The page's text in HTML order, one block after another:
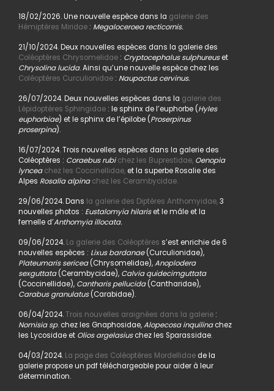
18/02/2026. Une nouvelle espèce dans la galerie des
Hémiptères Miridae: Megaloceroea recticornis.
21/10/2024. Deux nouvelles espèces dans la galerie des
Coléoptères Chrysomelidae: Cryptocephalus sulphureuset
Chrysolina lucida. Ainsi qu’une nouvelle espèce chez les
Coléoptères Curculionidae : Naupactus cervinus.
26/07/2024. Deux nouvelles espèces dans la galerie des
Lépidoptères Sphingidae: le sphinx de l’euphorbe (Hyles
euphorbiae) et le sphinx de l’épilobe (Proserpinus
proserpina).
16/07/2024. Trois nouvelles espèces dans la galerie des
Coléoptères : Coraebus rubi chez les Buprestidae, Oenopia
lyncea chez les Coccinellidae,et la superbe Rosalie des
Alpes Rosalia alpina chez les Cerambycidae.
29/06/2024. Dans la galerie des Diptères Anthomyidae,3
nouvelles photos : Eustalomyia hilariset le mâle et la
femelle d’Anthomyia illocata.
09/06/2024.La galerie des Coléoptères s’est enrichie de 6
nouvelles espèces : Lixus bardanae(Curculionidae),
Plateumaris sericea(Chrysomelidae),Anoplodera
sexguttata(Cerambycidae), Calvia quidecimguttata
(Coccinellidae), Cantharis pellucida(Cantharidae),
Carabus granulatus(Carabidae).
06/04/2024.Trois nouvelles araignées dans la galerie:
Nomisia sp. chez les Gnaphosidae,Alopecosa inquilinachez
les Lycosidae et Olios argelasiuschez les Sparassidae.
04/03/2024. La page des Coléoptères Mordellidaede la
galerie propose un pdf téléchargeable pour aider à leur
détermination.